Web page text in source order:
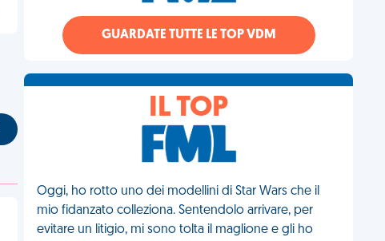
GUARDATE TUTTE LE TOP VDM
IL TOP
Oggi, ho rotto uno dei modellini di Star Wars che il
mio fidanzato colleziona. Sentendolo arrivare, per
evitare un litigio, mi sono tolta il maglione e gli ho